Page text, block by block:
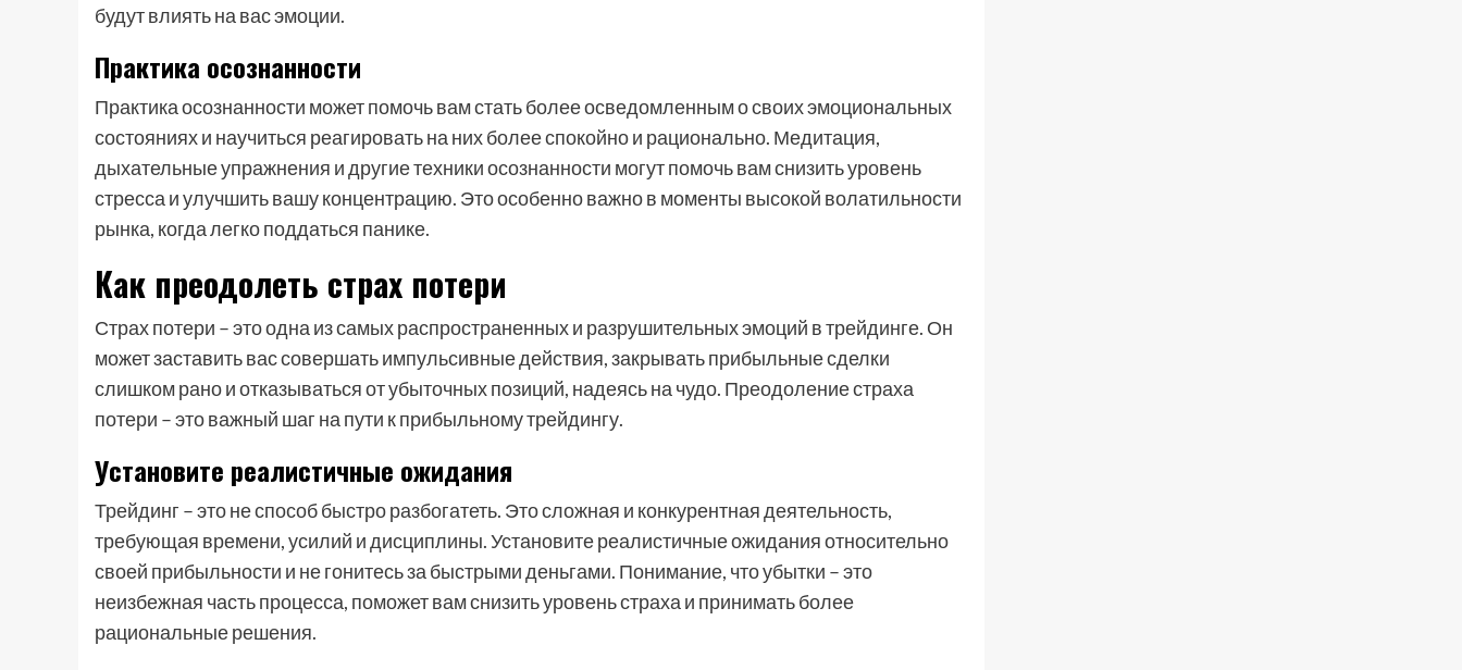
будут влиять на вас эмоции.
Практика осознанности
Практика осознанности может помочь вам стать более осведомленным о своих эмоциональных
состояниях и научиться реагировать на них более спокойно и рационально. Медитация,
дыхательные упражнения и другие техники осознанности могут помочь вам снизить уровень
стресса и улучшить вашу концентрацию. Это особенно важно в моменты высокой волатильности
рынка, когда легко поддаться панике.
Как преодолеть страх потери
Страх потери – это одна из самых распространенных и разрушительных эмоций в трейдинге. Он
может заставить вас совершать импульсивные действия, закрывать прибыльные сделки
слишком рано и отказываться от убыточных позиций, надеясь на чудо. Преодоление страха
потери – это важный шаг на пути к прибыльному трейдингу.
Установите реалистичные ожидания
Трейдинг – это не способ быстро разбогатеть. Это сложная и конкурентная деятельность,
требующая времени, усилий и дисциплины. Установите реалистичные ожидания относительно
своей прибыльности и не гонитесь за быстрыми деньгами. Понимание, что убытки – это
неизбежная часть процесса, поможет вам снизить уровень страха и принимать более
рациональные решения.